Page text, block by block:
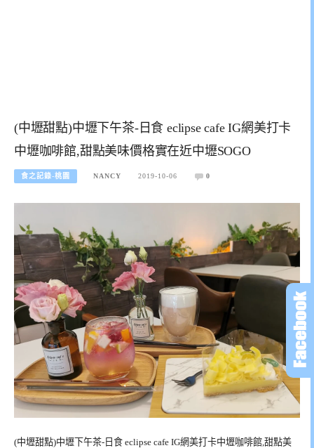
(中壢甜點)中壢下午茶-日食 eclipse cafe IG網美打卡
中壢咖啡館,甜點美味價格實在近中壢SOGO
食之記錄-桃園 NANCY 2019-10-06 0
(中壢甜點)中壢下午茶-日食 eclipse cafe IG網美打卡中壢咖啡館,甜點美